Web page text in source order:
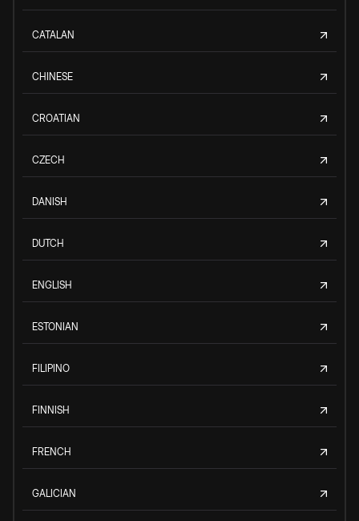
CATALAN
CHINESE
CROATIAN
CZECH
DANISH
DUTCH
ENGLISH
ESTONIAN
FILIPINO
FINNISH
FRENCH
GALICIAN